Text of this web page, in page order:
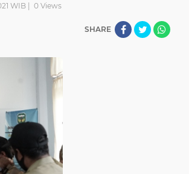
WIB | 0Views
SHARE